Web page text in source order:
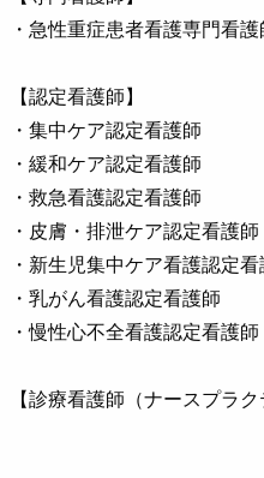
・急性重症患者看護専門看護
【認定看護師】
・集中ケア認定看護師
・緩和ケア認定看護師
・救急看護認定看護師
・皮膚・排泄ケア認定看護師
・新生児集中ケア看護認定看
・乳がん看護認定看護師
・慢性心不全看護認定看護師
【診療看護師（ナースプラク